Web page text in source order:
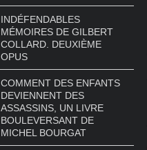
INDÉFENDABLES
MÉMOIRES DE GILBERT
COLLARD. DEUXIÈME
OPUS
COMMENT DES ENFANTS
DEVIENNENT DES
ASSASSINS, UN LIVRE
BOULEVERSANT DE
MICHEL BOURGAT